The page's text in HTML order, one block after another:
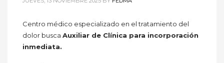
Centro médico especializado en el tratamiento del
dolor busca Auxiliar de Clínica para incorporación
inmediata.